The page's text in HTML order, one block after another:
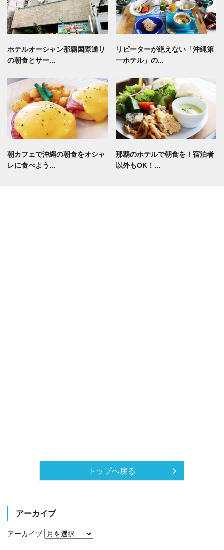
ホテルオーシャン那覇国際通り
の朝食とサー...
リピーターが絶えない「沖縄第
一ホテル」の...
朝カフェで沖縄の朝食をオシャ
レに食べよう...
那覇のホテルで朝食を！宿泊者
以外もOK！...
トップへ戻る
アーカイブ
アーカイブ